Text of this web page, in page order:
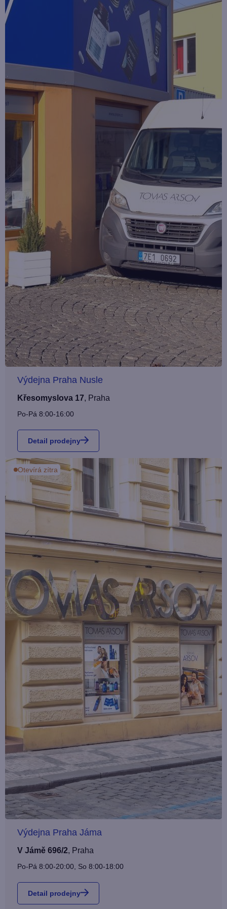
Výdejna Praha Nusle
Křesomyslova 17, Praha
Po-Pá 8:00-16:00
Detail prodejny
Otevírá zítra
Výdejna Praha Jáma
V Jámě 696/2, Praha
Po-Pá 8:00-20:00, So 8:00-18:00
Detail prodejny